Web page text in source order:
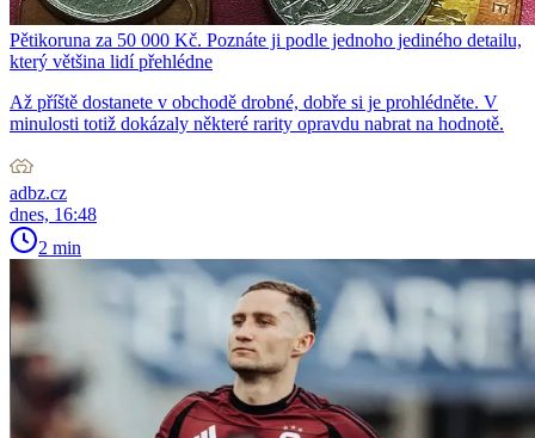
Pětikoruna za 50 000 Kč. Poznáte ji podle jednoho jediného detailu,
který většina lidí přehlédne
Až příště dostanete v obchodě drobné, dobře si je prohlédněte. V
minulosti totiž dokázaly některé rarity opravdu nabrat na hodnotě.
adbz.cz
dnes, 16:48
2 min